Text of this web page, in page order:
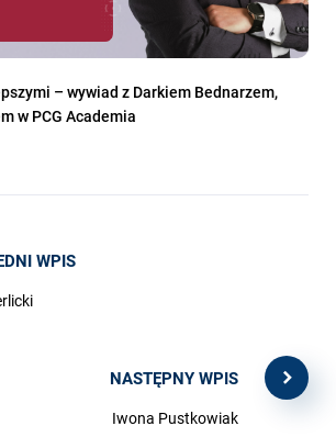
– wywiad z Darkiem Bednarzem,
w PCG Academia
WPIS
NASTĘPNY WPIS
Iwona Pustkowiak